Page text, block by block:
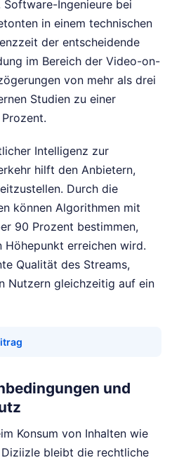
Software-Ingenieure bei
in einem technischen
der entscheidende
im Bereich der Video-on-
von mehr als drei
Studien zu einer
Intelligenz zur
hilft den Anbietern,
Durch die
können Algorithmen mit
90 Prozent bestimmen,
Höhepunkt erreichen wird.
Qualität des Streams,
Nutzern gleichzeitig auf ein
und
Konsum von Inhalten wie
Diziizle bleibt die rechtliche